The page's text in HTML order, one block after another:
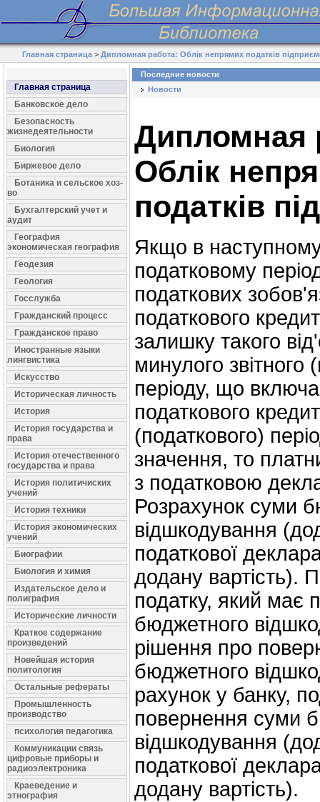
Главная страница >Дипломная работа: Облік непрямих податків
Главная страница
Банковское дело
Безопасность
жизнедеятельности
Биология
Биржевое дело
Ботаника и сельское хоз-
во
Бухгалтерский учет и
аудит
География
экономическая география
Геодезия
Геология
Госслужба
Гражданский процесс
Гражданское право
Иностранные языки
лингвистика
Искусство
Историческая личность
История
История государства и
права
История отечественного
государства и права
История политичиских
учений
История техники
История экономических
учений
Биографии
Биология и химия
Издательское дело и
полиграфия
Исторические личности
Краткое содержание
произведений
Новейшая история
политология
Остальные рефераты
Промышленность
производство
психология педагогика
Коммуникации связь
цифровые приборы и
радиоэлектроника
Краеведение и
этнография
Последние новости
Новости
Дипломная
Облік
податків
Якщо в
податковому
податкових
податкового
залишку такого
минулого звітного
періоду, що
податкового
(податкового)
значення, то
з податковою
Розрахунок суми
відшкодування
податкової
додану вартість).
податку, який має
бюджетного
рішення про
бюджетного
рахунок у банку,
повернення суми
відшкодування
податкової
додану вартість).